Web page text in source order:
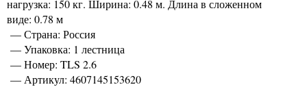
нагрузка: 150 кг. Ширина: 0.48 м. Длина в сложенном
виде: 0.78 м
— Страна: Россия
— Упаковка: 1 лестница
— Номер: TLS 2.6
— Артикул: 4607145153620